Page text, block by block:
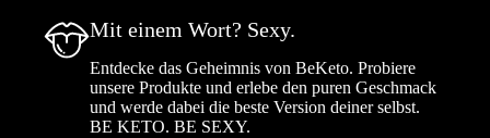
Mit einem Wort? Sexy.
Entdecke das Geheimnis von BeKeto. Probiere
unsere Produkte und erlebe den puren Geschmack
und werde dabei die beste Version deiner selbst.
BE KETO. BE SEXY.